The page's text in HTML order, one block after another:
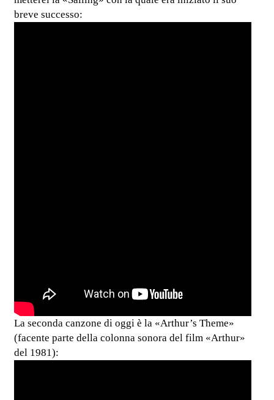
breve successo:
La seconda canzone di oggi è la «Arthur’s Theme»
(facente parte della colonna sonora del film «Arthur»
del 1981):